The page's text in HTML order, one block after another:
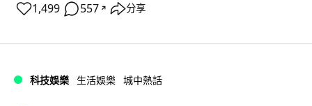
1,499 557 ↗ 分享
科技娛樂 生活娛樂 城中熱話